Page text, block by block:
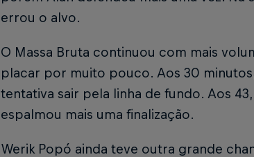
errou o alvo.
O Massa Bruta continuou com mais
placar por muito pouco. Aos 30
tentativa sair pela linha de fundo. Aos
espalmou mais uma finalização.
Werik Popó ainda teve outra grande